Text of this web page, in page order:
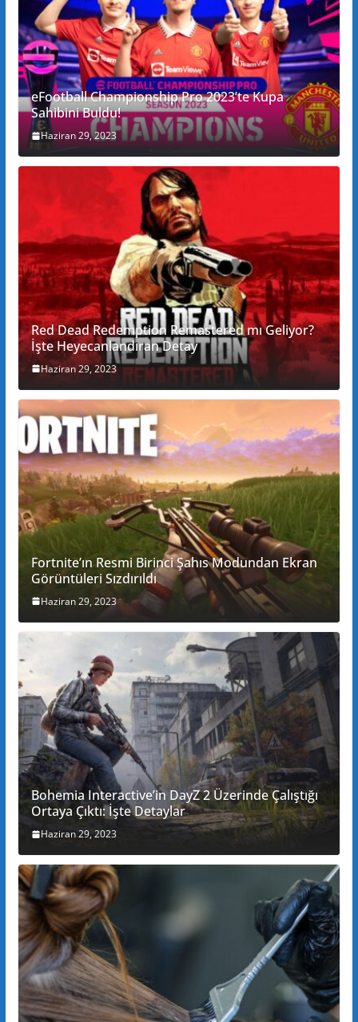
eFootball Championship Pro 2023’te Kupa
Sahibini Buldu!
Haziran 29, 2023
Red Dead Redemption Remastered mı Geliyor?
İşte Heyecanlandıran Detay
Haziran 29, 2023
Fortnite’ın Resmi Birinci Şahıs Modundan Ekran
Görüntüleri Sızdırıldı
Haziran 29, 2023
Bohemia Interactive’in DayZ 2 Üzerinde Çalıştığı
Ortaya Çıktı: İşte Detaylar
Haziran 29, 2023